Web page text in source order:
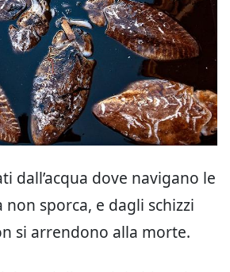
dall’acqua dove navigano le
non sporca, e dagli schizzi
si arrendono alla morte.